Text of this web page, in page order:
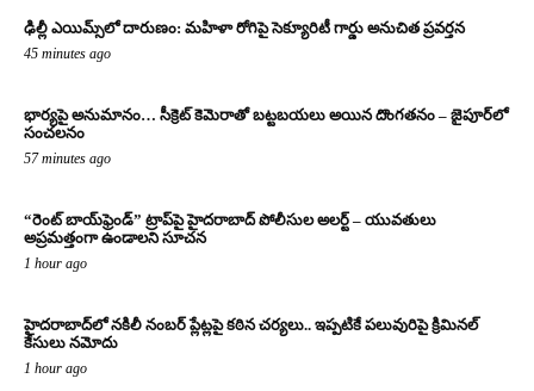
ఢిల్లీ ఎయిమ్స్‌లో దారుణం: మహిళా రోగిపై సెక్యూరిటీ గార్డు అనుచిత ప్రవర్తన
45 minutes ago
భార్యపై అనుమానం… సీక్రెట్ కెమెరాతో బట్టబయలు అయిన దొంగతనం – జైపూర్‌లో
సంచలనం
57 minutes ago
“రెంట్ బాయ్‌ఫ్రెండ్” ట్రాప్‌పై హైదరాబాద్ పోలీసుల అలర్ట్ – యువతులు
అప్రమత్తంగా ఉండాలని సూచన
1 hour ago
హైదరాబాద్‌లో నకిలీ నంబర్ ప్లేట్లపై కఠిన చర్యలు.. ఇప్పటికే పలువురిపై క్రిమినల్
కేసులు నమోదు
1 hour ago